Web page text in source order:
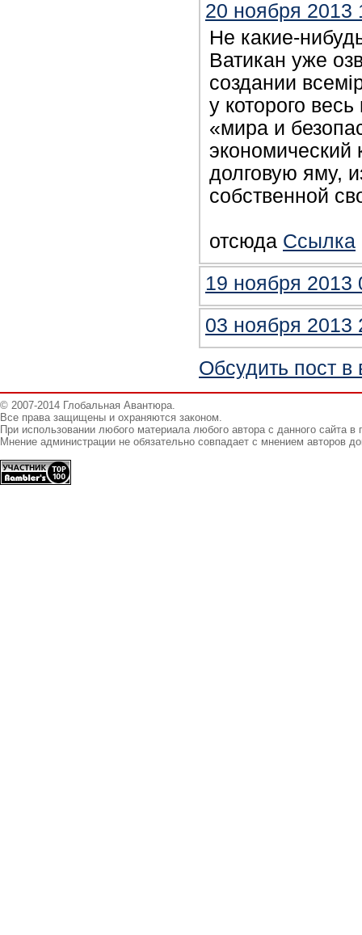
20 ноября 2013
Не какие-
Ватикан уже
создании
у которого
«мира и
экономический
долговую яму,
собственной
отсюда Ссылка
19 ноября 2013
03 ноября 2013
Обсудить пост в
© 2007-2014 Глобальная Авантюра.
Все права защищены и охраняются законом.
При использовании любого материала любого автора с данного сайта
Мнение администрации не обязательно совпадает с мнением авторов